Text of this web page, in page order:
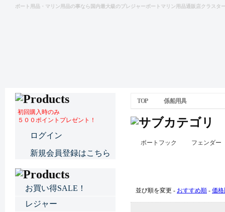
ボート用品・マリン用品の事なら国内最大級のプレジャーボートマリン用品通販店クラスタ
TOP 係船用具
ボートフック フェンダー
並び順を変更 - おすすめ順 - 価
初回購入時のみ
５００ポイントプレゼント！
ログイン
新規会員登録はこちら
お買い得SALE！
レジャー